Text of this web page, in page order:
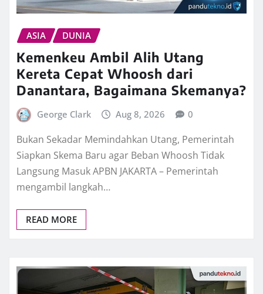
ASIA DUNIA
Kemenkeu Ambil Alih Utang
Kereta Cepat Whoosh dari
Danantara, Bagaimana Skemanya?
George Clark Aug 8, 2026 0
Bukan Sekadar Memindahkan Utang, Pemerintah
Siapkan Skema Baru agar Beban Whoosh Tidak
Langsung Masuk APBN JAKARTA – Pemerintah
mengambil langkah…
READ MORE